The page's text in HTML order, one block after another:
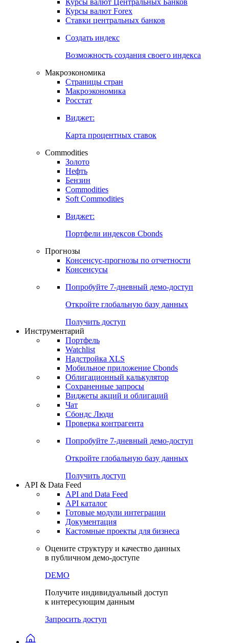
Курсы валют Центральных Банков
Курсы валют Forex
Ставки центральных банков
Создать индекс
Возможность создания своего индекса
Макроэкономика
Страницы стран
Макроэкономика
Росстат
Виджет:
Карта процентных ставок
Commodities
Золото
Нефть
Бензин
Commodities
Soft Commodities
Виджет:
Портфели индексов Cbonds
Прогнозы
Консенсус-прогнозы по отчетности
Консенсусы
Попробуйте 7-дневный демо-доступ
Откройте глобальную базу данных
Получить доступ
Инструментарий
Портфель
Watchlist
Надстройка XLS
Мобильное приложение Cbonds
Облигационный калькулятор
Сохраненные запросы
Виджеты акций и облигаций
Чат
Сбондс Люди
Проверка контрагента
Попробуйте 7-дневный демо-доступ
Откройте глобальную базу данных
Получить доступ
API & Data Feed
API and Data Feed
API каталог
Готовые модули интеграции
Документация
Кастомные проекты для бизнеса
Оцените структуру и качество данных
в публичном демо-доступе
DEMO
Получите индивидуальный доступ
к интересующим данным
Запросить доступ